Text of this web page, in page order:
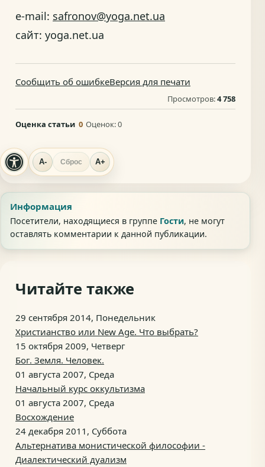
A- Сброс A+
e-mail: safronov@yoga.net.ua
сайт: yoga.net.ua
Сообщить об ошибкеВерсия для печати
Просмотров:4 758
Оценка статьи 0 Оценок:0
Информация
Посетители, находящиеся в группе Гости, не могут
оставлять комментарии к данной публикации.
Читайте также
29 сентября 2014, Понедельник
Христианство или New Age. Что выбрать?
15 октября 2009, Четверг
Бог. Земля. Человек.
01 августа 2007, Среда
Начальный курс оккультизма
01 августа 2007, Среда
Восхождение
24 декабря 2011, Суббота
Альтернатива монистической философии -
Диалектический дуализм